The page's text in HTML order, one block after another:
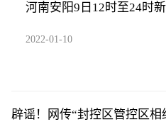
河南安阳9日12时至24时
2022-01-10
辟谣！网传“封控区管控区